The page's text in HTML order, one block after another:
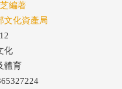
編著
文化資產局
化
體育